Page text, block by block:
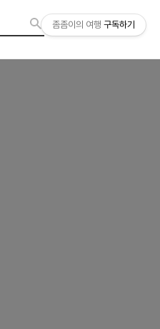
좀좀이의 여행 구독하기